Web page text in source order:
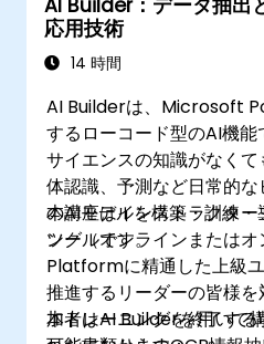
応用技術
14 時間
AI Builderは、Microsoft
するローコード型のAI機
サイエンスの知識がなく
体認識、予測など日常的
のAIモデルを構築・訓練
ツールです。
本講座はインストラクタ
ング（オンラインまたは
Platformに精通した上級
推進するリーダーの皆様
加者はAI Builderを用いて
本トレーニングを終了す